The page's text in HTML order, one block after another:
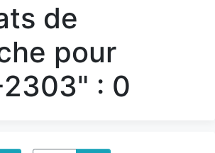
de
pour
: 0